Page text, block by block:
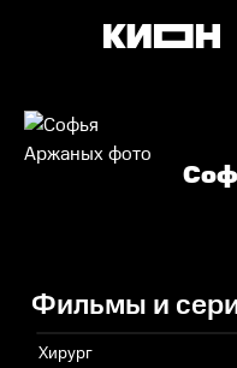
Фильмы и
Хирург